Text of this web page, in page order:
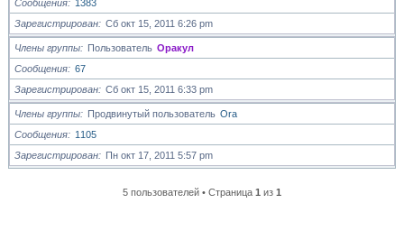
Сообщения
1383
Зарегистрирован
Сб окт 15, 2011 6:26 pm
Члены группы Пользователь Оракул
Сообщения
67
Зарегистрирован
Сб окт 15, 2011 6:33 pm
Члены группы Продвинутый пользователь Ora
Сообщения
1105
Зарегистрирован
Пн окт 17, 2011 5:57 pm
5 пользователей • Страница 1 из 1